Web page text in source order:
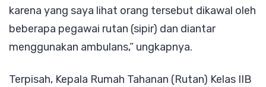
karena yang saya lihat orang tersebut dikawal oleh
beberapa pegawai rutan (sipir) dan diantar
menggunakan ambulans,” ungkapnya.
Terpisah, Kepala Rumah Tahanan (Rutan) Kelas IIB